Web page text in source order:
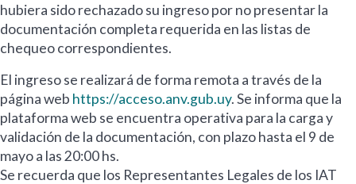
hubiera sido rechazado su ingreso por no presentar la
documentación completa requerida en las listas de
chequeo correspondientes.
El ingreso se realizará de forma remota a través de la
página web https://acceso.anv.gub.uy. Se informa que la
plataforma web se encuentra operativa para la carga y
validación de la documentación, con plazo hasta el 9 de
mayo a las 20:00 hs.
Se recuerda que los Representantes Legales de los IAT